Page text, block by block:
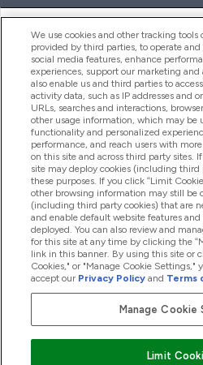
ヘルプ＆ガイド
商品について
会社概要
特典＆ポイント
2026 The Hut.com Ltd
Pay with
We use cookies and other tracking
provided by third parties, to operate and
social media features, enhance
experiences, support our marketing
also enable us and third parties to
activity data, such as IP addresses and
URLs, searches and interactions,
other usage information, which may be
functionality and personalized
performance, and reach users with
on this site and across third party sites.
site may deploy cookies (including third
these purposes. If you click “Limit
other browsing information may still be
(including third party cookies) that are
and enable default website features
deployed. You can also review and
for this site at any time by clicking the
link in this banner. By using this site or
Cookies," or "Manage Cookie Settings,"
accept our Privacy Policy and Terms
Manage Cookie
Limit